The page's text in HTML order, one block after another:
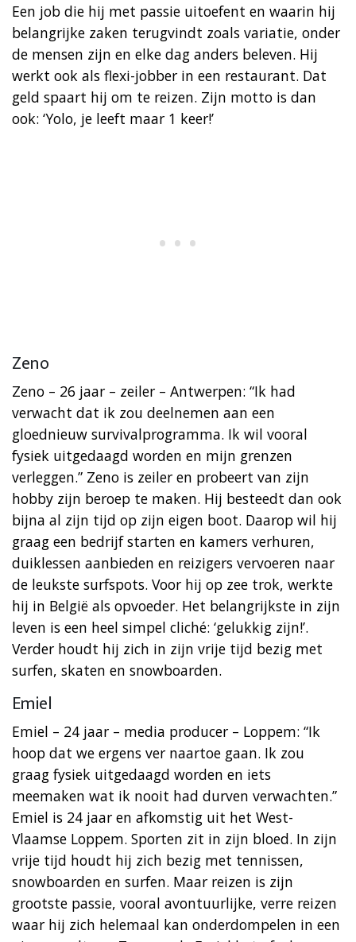
Een job die hij met passie uitoefent en waarin hij
belangrijke zaken terugvindt zoals variatie, onder
de mensen zijn en elke dag anders beleven. Hij
werkt ook als flexi-jobber in een restaurant. Dat
geld spaart hij om te reizen. Zijn motto is dan
ook: ‘Yolo, je leeft maar 1 keer!’
Zeno
Zeno – 26 jaar – zeiler – Antwerpen: “Ik had
verwacht dat ik zou deelnemen aan een
gloednieuw survivalprogramma. Ik wil vooral
fysiek uitgedaagd worden en mijn grenzen
verleggen.” Zeno is zeiler en probeert van zijn
hobby zijn beroep te maken. Hij besteedt dan ook
bijna al zijn tijd op zijn eigen boot. Daarop wil hij
graag een bedrijf starten en kamers verhuren,
duiklessen aanbieden en reizigers vervoeren naar
de leukste surfspots. Voor hij op zee trok, werkte
hij in België als opvoeder. Het belangrijkste in zijn
leven is een heel simpel cliché: ‘gelukkig zijn!’.
Verder houdt hij zich in zijn vrije tijd bezig met
surfen, skaten en snowboarden.
Emiel
Emiel – 24 jaar – media producer – Loppem: “Ik
hoop dat we ergens ver naartoe gaan. Ik zou
graag fysiek uitgedaagd worden en iets
meemaken wat ik nooit had durven verwachten.”
Emiel is 24 jaar en afkomstig uit het West-
Vlaamse Loppem. Sporten zit in zijn bloed. In zijn
vrije tijd houdt hij zich bezig met tennissen,
snowboarden en surfen. Maar reizen is zijn
grootste passie, vooral avontuurlijke, verre reizen
waar hij zich helemaal kan onderdompelen in een